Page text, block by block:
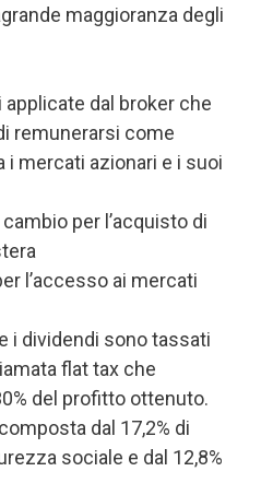
maggioranza degli
dal broker che
remunerarsi come
i mercati azionari e i suoi
per l’acquisto di
l’accesso ai mercati
i dividendi sono tassati
flat tax che
del profitto ottenuto.
dal 17,2% di
sociale e dal 12,8%